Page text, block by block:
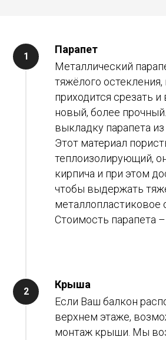
Парапет
Металлический
тяжёлого остекления,
приходится срезать
новый, более
выкладку парапета
Этот материал
теплоизолирующий,
кирпича и при этом
чтобы выдержать
металлопластиковое
Стоимость парапета
Крыша
Если Ваш балкон
верхнем этаже,
монтаж крыши. Мы